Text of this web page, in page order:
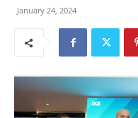
January 24, 2024